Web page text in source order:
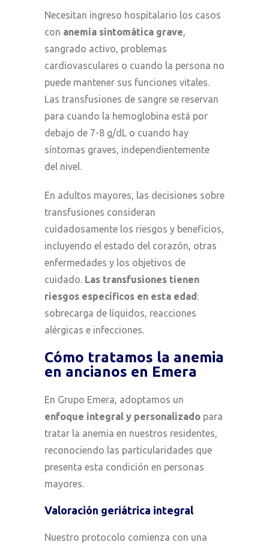
Necesitan ingreso hospitalario los casos
con anemia sintomática grave,
sangrado activo, problemas
cardiovasculares o cuando la persona no
puede mantener sus funciones vitales.
Las transfusiones de sangre se reservan
para cuando la hemoglobina está por
debajo de 7-8 g/dL o cuando hay
síntomas graves, independientemente
del nivel.
En adultos mayores, las decisiones sobre
transfusiones consideran
cuidadosamente los riesgos y beneficios,
incluyendo el estado del corazón, otras
enfermedades y los objetivos de
cuidado. Las transfusiones tienen
riesgos específicos en esta edad:
sobrecarga de líquidos, reacciones
alérgicas e infecciones.
Cómo tratamos la anemia
en ancianos en Emera
En Grupo Emera, adoptamos un
enfoque integral y personalizado para
tratar la anemia en nuestros residentes,
reconociendo las particularidades que
presenta esta condición en personas
mayores.
Valoración geriátrica integral
Nuestro protocolo comienza con una